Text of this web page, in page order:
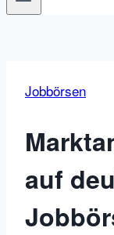
Jobbörsen
auf